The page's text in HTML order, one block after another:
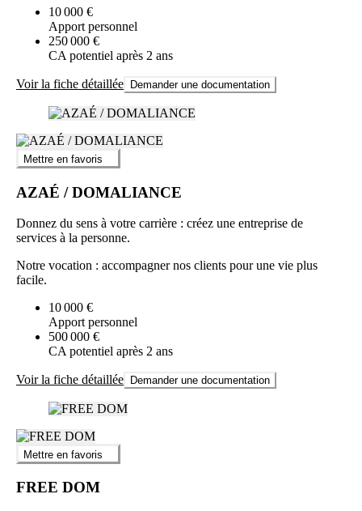
10 000 €
Apport personnel
250 000 €
CA potentiel après 2 ans
Voir la fiche détaillée Demander une documentation
Mettre en favoris
AZAÉ / DOMALIANCE
Donnez du sens à votre carrière : créez une entreprise de
services à la personne.
Notre vocation : accompagner nos clients pour une vie plus
facile.
10 000 €
Apport personnel
500 000 €
CA potentiel après 2 ans
Voir la fiche détaillée Demander une documentation
Mettre en favoris
FREE DOM